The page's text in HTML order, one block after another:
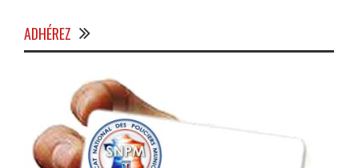
ADHÉREZ